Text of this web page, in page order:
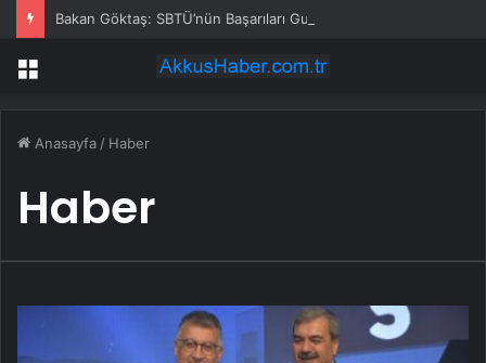
Bakan Göktaş: SBTÜ’nün Başarıları Gurur Verici
Menü
Anasayfa / Haber
Haber